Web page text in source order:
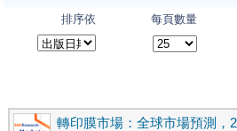
排序依 每頁數量
轉印膜市場：全球市場預測，